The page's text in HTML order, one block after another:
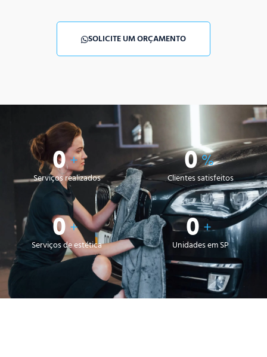
SOLICITE UM ORÇAMENTO
0+
Serviços realizados 0%
Clientes satisfeitos
0+
Serviços de estética 0+
Unidades em SP